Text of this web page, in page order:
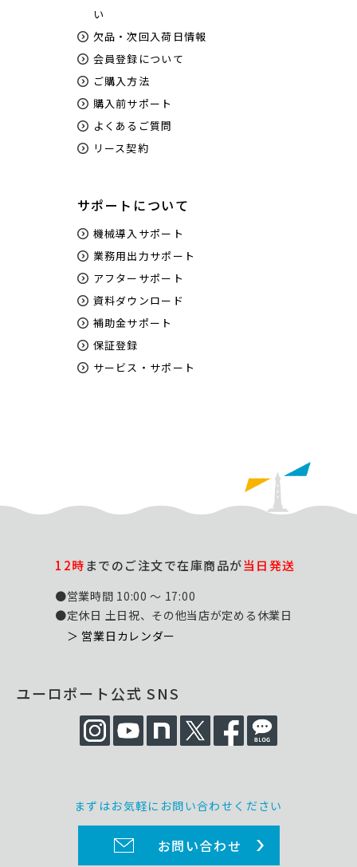
い
欠品・次回入荷日情報
会員登録について
ご購入方法
購入前サポート
よくあるご質問
リース契約
サポートについて
機械導入サポート
業務用出力サポート
アフターサポート
資料ダウンロード
補助金サポート
保証登録
サービス・サポート
12時までのご注文で在庫商品が当日発送
●営業時間 10:00 ～ 17:00
●定休日 土日祝、その他当店が定める休業日
＞ 営業日カレンダー
ユーロポート公式 SNS
まずはお気軽にお問い合わせください
お問い合わせ